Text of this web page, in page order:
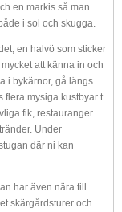
en markis så man
i sol och skugga.
en halvö som sticker
att känna in och
i bykärnor, gå längs
flera mysiga kustbyar t
fik, restauranger
Under
där ni kan
har även nära till
skärgårdsturer och